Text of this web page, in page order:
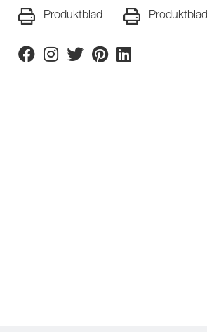
Produktblad
FacebookInstagram
TwitterPinterestLinkedin